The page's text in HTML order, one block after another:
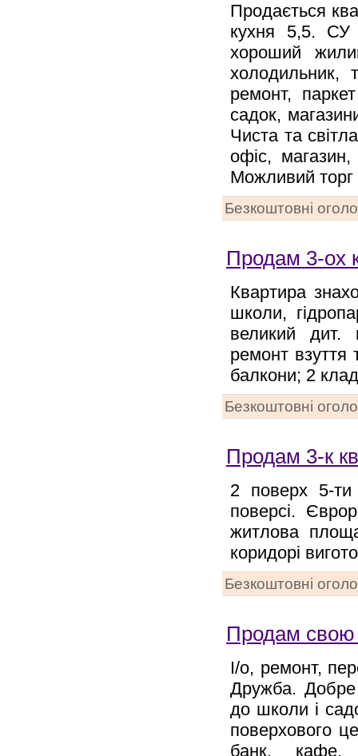
Продається
кухня 5,5. СУ
хороший
холодильник,
ремонт,
садок,
Чиста та
офіс,
Можливий торг
Безкоштовні
Продам 3-ох
Квартира
школи,
великий дит.
ремонт
балкони; 2
Безкоштовні
Продам 3-к
2 поверх 5-ти
поверсі.
житлова
коридорі
Безкоштовні
Продам свою
І/о, ремонт,
Дружба. Добре
до школи і
поверхового
банк, кафе.